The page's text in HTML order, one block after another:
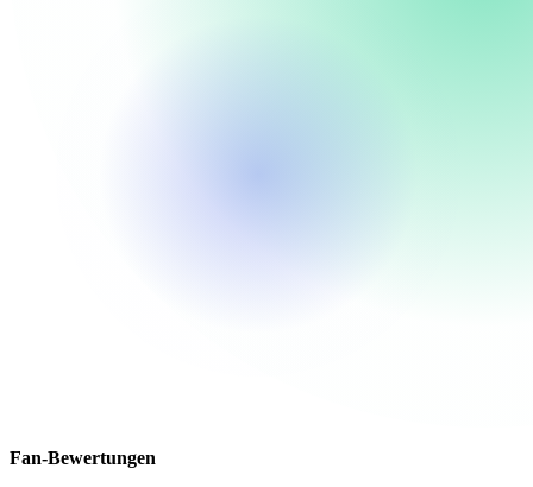
Fan-Bewertungen